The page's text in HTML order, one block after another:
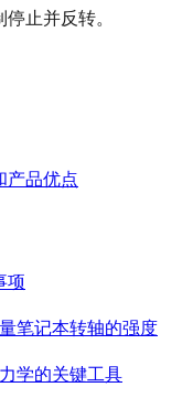
止并反转。
产品优点
项
笔记本转轴的强度
学的关键工具